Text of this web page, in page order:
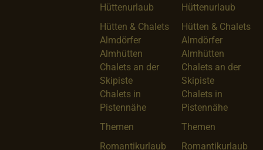
Hüttenurlaub
Hütten & Chalets
Almdörfer
Almhütten
Chalets an der
Skipiste
Chalets in
Pistennähe
Themen
Romantikurlaub
Hüttenurlaub
Hütten & Chalets
Almdörfer
Almhütten
Chalets an der
Skipiste
Chalets in
Pistennähe
Themen
Romantikurlaub